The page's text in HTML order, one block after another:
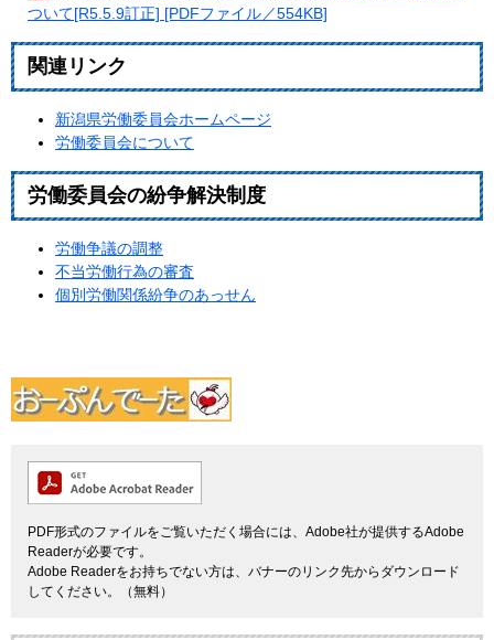
ついて[R5.5.9訂正] [PDFファイル／554KB]
関連リンク
新潟県労働委員会ホームページ
労働委員会について
労働委員会の紛争解決制度
労働争議の調整
不当労働行為の審査
個別労働関係紛争のあっせん
PDF形式のファイルをご覧いただく場合には、Adobe社が提供するAdobe
Readerが必要です。
Adobe Readerをお持ちでない方は、バナーのリンク先からダウンロード
してください。（無料）